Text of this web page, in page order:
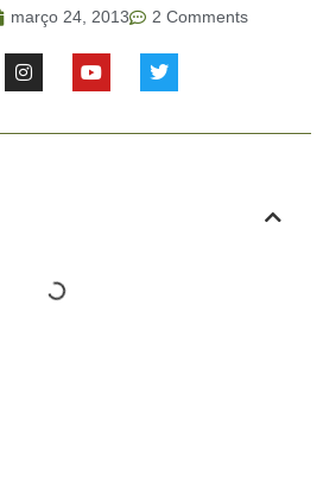
março 24, 2013 2 Comments